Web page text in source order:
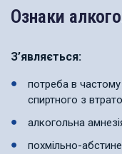
Ознаки
З’являється:
потреба в
спиртного з
алкогольна
похмільно-